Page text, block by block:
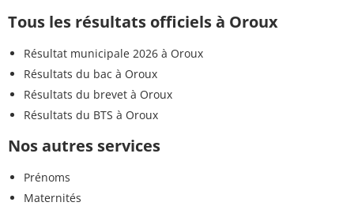
Tous les résultats officiels à Oroux
Résultat municipale 2026 à Oroux
Résultats du bac à Oroux
Résultats du brevet à Oroux
Résultats du BTS à Oroux
Nos autres services
Prénoms
Maternités